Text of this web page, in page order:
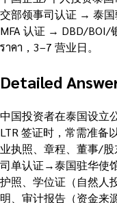
交部领事司认证 → 泰
MFA 认证 → DBD/BOI/
ราคา，3–7 营业日。
Detailed
中国投资者在泰国设立
LTR 签证时，常需准备
业执照、章程、董事/
司单认证→泰国驻华使
护照、学位证（自然人
明、审计报告（资金来